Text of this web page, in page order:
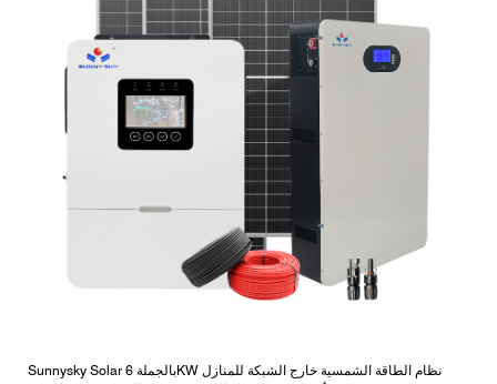
Sunnysky Solar بالجملة 6KW نظام الطاقة الشمسية خارج الشبكة للمنازل